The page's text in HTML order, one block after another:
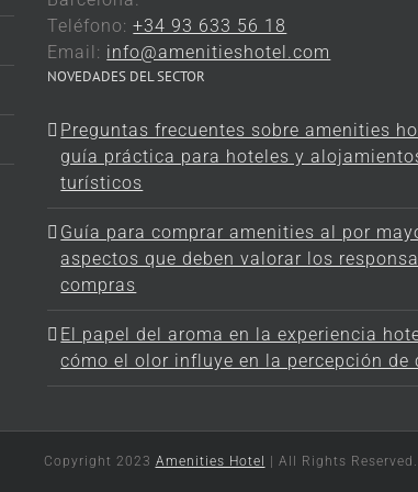
Teléfono:+34 93 633 56 18
Email: info@amenitieshotel.com
NOVEDADES DEL SECTOR
Preguntas frecuentes sobre amenities
guía práctica para hoteles y
turísticos
Guía para comprar amenities al por
aspectos que deben valorar los
compras
El papel del aroma en la experiencia
cómo el olor influye en la percepción de
Copyright 2023 Amenities Hotel | All Rights Reserved.